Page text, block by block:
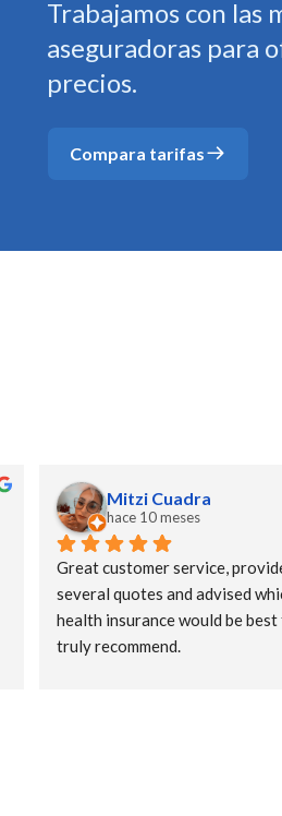
Trabajamos con las
aseguradoras para
precios.
Compara tarifas
Mitzi Cuadra
hace 10 meses
Great customer service,
several quotes and advised
health insurance would be best
truly recommend.